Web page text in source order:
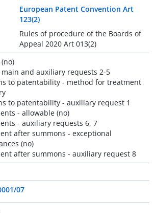
European Patent Convention Art
123(2)
Rules of procedure of the Boards of
Appeal 2020 Art 013(2)
main and auxiliary requests 2-5
to patentability - method for treatment
to patentability - auxiliary request 1
- allowable (no)
- auxiliary requests 6, 7
after summons - exceptional
(no)
after summons - auxiliary request 8
07